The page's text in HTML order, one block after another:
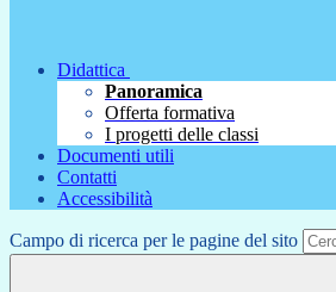
Didattica
Panoramica
Offerta formativa
I progetti delle classi
Documenti utili
Contatti
Accessibilità
Campo di ricerca per le pagine del sito